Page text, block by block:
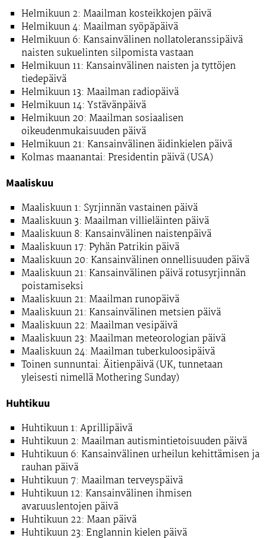
Helmikuun 2: Maailman kosteikkojen päivä
Helmikuun 4: Maailman syöpäpäivä
Helmikuun 6: Kansainvälinen nollatoleranssipäivä
naisten sukuelinten silpomista vastaan
Helmikuun 11: Kansainvälinen naisten ja tyttöjen
tiedepäivä
Helmikuun 13: Maailman radiopäivä
Helmikuun 14: Ystävänpäivä
Helmikuun 20: Maailman sosiaalisen
oikeudenmukaisuuden päivä
Helmikuun 21: Kansainvälinen äidinkielen päivä
Kolmas maanantai: Presidentin päivä (USA)
Maaliskuu
Maaliskuun 1: Syrjinnän vastainen päivä
Maaliskuun 3: Maailman villieläinten päivä
Maaliskuun 8: Kansainvälinen naistenpäivä
Maaliskuun 17: Pyhän Patrikin päivä
Maaliskuun 20: Kansainvälinen onnellisuuden päivä
Maaliskuun 21: Kansainvälinen päivä rotusyrjinnän
poistamiseksi
Maaliskuun 21: Maailman runopäivä
Maaliskuun 21: Kansainvälinen metsien päivä
Maaliskuun 22: Maailman vesipäivä
Maaliskuun 23: Maailman meteorologian päivä
Maaliskuun 24: Maailman tuberkuloosipäivä
Toinen sunnuntai: Äitienpäivä (UK, tunnetaan
yleisesti nimellä Mothering Sunday)
Huhtikuu
Huhtikuun 1: Aprillipäivä
Huhtikuun 2: Maailman autismintietoisuuden päivä
Huhtikuun 6: Kansainvälinen urheilun kehittämisen ja
rauhan päivä
Huhtikuun 7: Maailman terveyspäivä
Huhtikuun 12: Kansainvälinen ihmisen
avaruuslentojen päivä
Huhtikuun 22: Maan päivä
Huhtikuun 23: Englannin kielen päivä